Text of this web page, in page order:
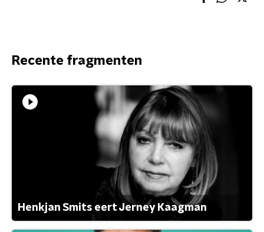
Recente fragmenten
Henkjan Smits eert Jerney Kaagman